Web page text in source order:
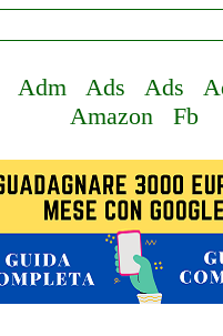
Adm Ads Ads
Amazon
Fb